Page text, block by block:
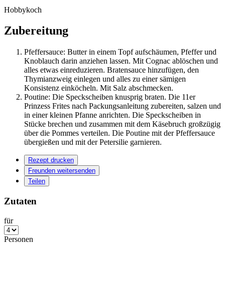
Hobbykoch
Zubereitung
Pfeffersauce: Butter in einem Topf aufschäumen, Pfeffer und
Knoblauch darin anziehen lassen. Mit Cognac ablöschen und
alles etwas einreduzieren. Bratensauce hinzufügen, den
Thymianzweig einlegen und alles zu einer sämigen
Konsistenz einköcheln. Mit Salz abschmecken.
Poutine: Die Speckscheiben knusprig braten. Die 11er
Prinzess Frites nach Packungsanleitung zubereiten, salzen und
in einer kleinen Pfanne anrichten. Die Speckscheiben in
Stücke brechen und zusammen mit dem Käsebruch großzügig
über die Pommes verteilen. Die Poutine mit der Pfeffersauce
übergießen und mit der Petersilie garnieren.
Rezept drucken
Freunden weitersenden
Teilen
Zutaten
für
Personen